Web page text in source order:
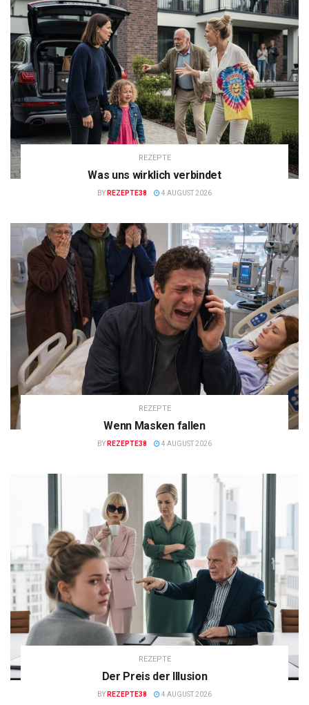
REZEPTE
Was uns wirklich verbindet
BY REZEPTE38 4 AUGUST 2026
REZEPTE
Wenn Masken fallen
BY REZEPTE38 4 AUGUST 2026
REZEPTE
Der Preis der Illusion
BY REZEPTE38 4 AUGUST 2026